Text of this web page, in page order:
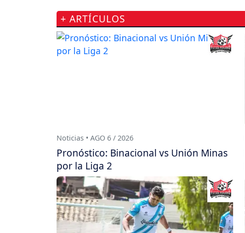
+ ARTÍCULOS
Noticias • AGO 6 / 2026
Pronóstico: Binacional vs Unión Minas
por la Liga 2